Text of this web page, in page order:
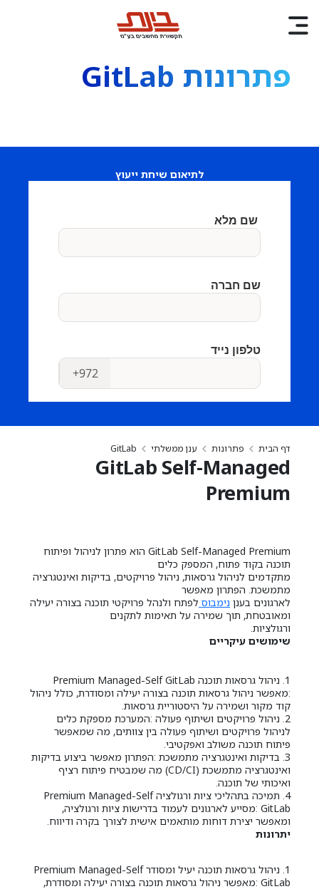
פתרונות GitLab
לתיאום שיחת ייעוץ
דף הבית פתרונות ענן ממשלתי GitLab
GitLab Self-Managed
Premium
GitLab Self-Managed Premium הוא פתרון לניהול ופיתוח
תוכנה בקוד פתוח, המספק כלים
מתקדמים לניהול גרסאות, ניהול פרויקטים, בדיקות ואינטגרציה
מתמשכת. הפתרון מאפשר
לארגונים בענן נימבוס לפתח ולנהל פרויקטי תוכנה בצורה יעילה
ומאובטחת, תוך שמירה על תאימות לתקנים
ורגולציות.
שימושים עיקריים
1. ניהול גרסאות תוכנה Premium Managed-Self GitLab
:מאפשר ניהול גרסאות תוכנה בצורה יעילה ומסודרת, כולל ניהול
קוד מקור ושמירה על היסטוריית גרסאות.
2. ניהול פרויקטים ושיתוף פעולה :המערכת מספקת כלים
לניהול פרויקטים ושיתוף פעולה בין צוותים, מה שמאפשר
פיתוח תוכנה משולב ואפקטיבי.
3. בדיקות ואינטגרציה מתמשכת :הפתרון מאפשר ביצוע בדיקות
ואינטגרציה מתמשכת (CD/CI) מה שמבטיח פיתוח רציף
ואיכותי של תוכנה.
4. תמיכה בתהליכי ציות ורגולציה Premium Managed-Self
GitLab :מסייע לארגונים לעמוד בדרישות ציות ורגולציה,
ומאפשר יצירת דוחות מותאמים אישית לצורך בקרה ודיווח.
יתרונות
1. ניהול גרסאות תוכנה יעיל ומסודר Premium Managed-Self
GitLab :מאפשר ניהול גרסאות תוכנה בצורה יעילה ומסודרת,